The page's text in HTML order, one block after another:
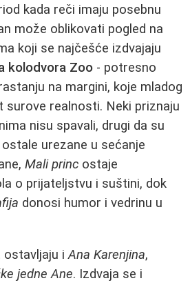
kada reči imaju posebnu
može oblikovati pogled na
koji se najčešće izdvajaju
kolodvora Zoo - potresno
na margini, koje mladog
surove realnosti. Neki priznaju
nisu spavali, drugi da su
urezane u sećanje
Mali princ ostaje
o prijateljstvu i suštini, dok
donosi humor i vedrinu u
ostavljaju iAna Karenjina,
jedne Ane. Izdvaja se i